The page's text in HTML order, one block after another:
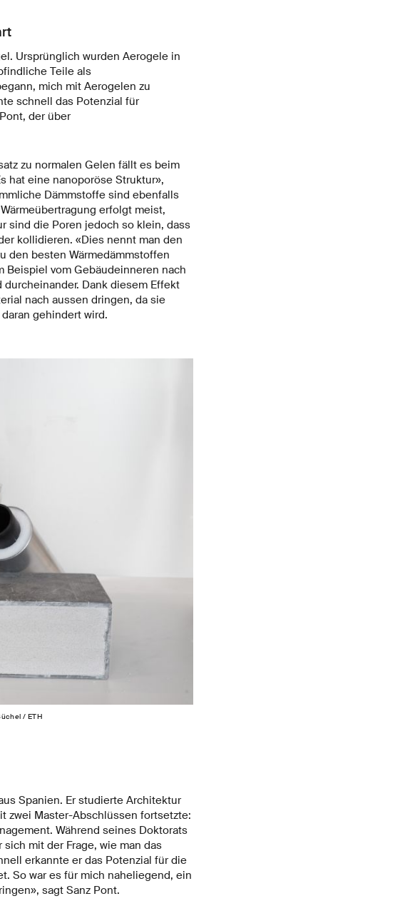
Ursprünglich wurden Aerogele in
Teile als
mich mit Aerogelen zu
schnell das Potenzial für
der über
zu normalen Gelen fällt es beim
hat eine nanoporöse Struktur»,
Dämmstoffe sind ebenfalls
erfolgt meist,
sind die Poren jedoch so klein, dass
kollidieren. «Dies nennt man den
den besten Wärmedämmstoffen
Beispiel vom Gebäudeinneren nach
Dank diesem Effekt
nach aussen dringen, da sie
gehindert wird.
/ ETH
Spanien. Er studierte Architektur
zwei Master-Abschlüssen fortsetzte:
Während seines Doktorats
mit der Frage, wie man das
erkannte er das Potenzial für die
So war es für mich naheliegend, ein
sagt Sanz Pont.